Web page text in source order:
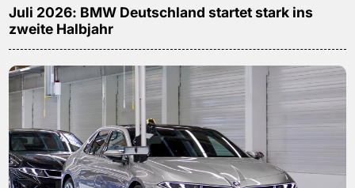
Juli 2026: BMW Deutschland startet stark ins
zweite Halbjahr